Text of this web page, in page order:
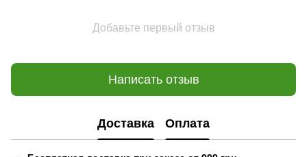
Добавьте первый отзыв
Написать отзыв
Доставка Оплата